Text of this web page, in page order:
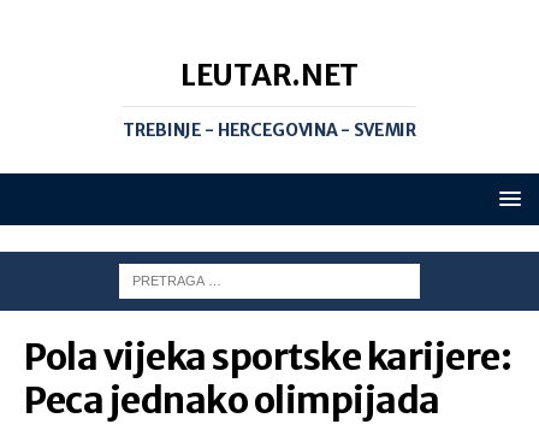
LEUTAR.NET
TREBINJE - HERCEGOVINA - SVEMIR
Pola vijeka sportske karijere:
Peca jednako olimpijada